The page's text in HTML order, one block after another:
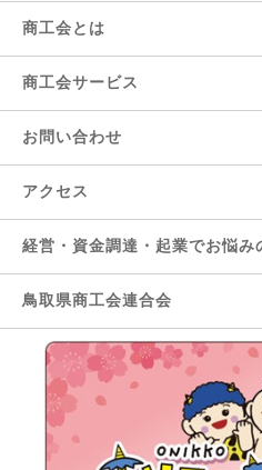
商工会とは
商工会サービス
お問い合わせ
アクセス
経営・資金調達・起業でお悩み
鳥取県商工会連合会